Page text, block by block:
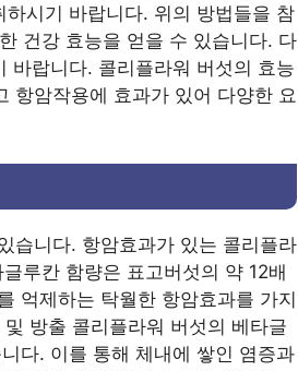
시기 바랍니다. 위의 방법들을 참
건강 효능을 얻을 수 있습니다. 다
바랍니다. 콜리플라워 버섯의 효능
항암작용에 효과가 있어 다양한 요
습니다. 항암효과가 있는 콜리플라
루칸 함량은 표고버섯의 약 12배
억제하는 탁월한 항암효과를 가지
방출 콜리플라워 버섯의 베타글
다. 이를 통해 체내에 쌓인 염증과